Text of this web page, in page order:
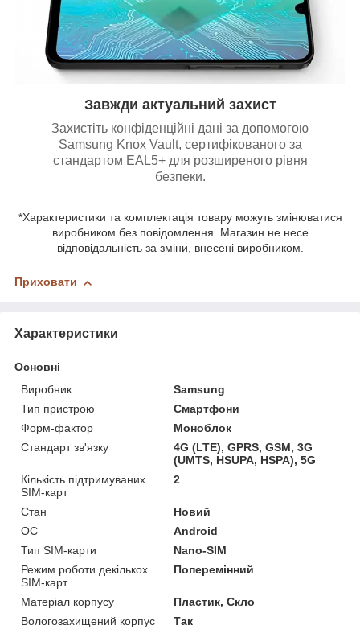
Завжди актуальний захист
Захистіть конфіденційні дані за допомогою
Samsung Knox Vault, сертифікованого за
стандартом EAL5+ для розширеного рівня
безпеки.
*Характеристики та комплектація товару можуть змінюватися
виробником без повідомлення. Магазин не несе
відповідальність за зміни, внесені виробником.
Приховати
Характеристики
Основні
Виробник
Samsung
Тип пристрою
Смартфони
Форм-фактор
Моноблок
Стандарт зв'язку
4G (LTE), GPRS, GSM, 3G
(UMTS, HSUPA, HSPA), 5G
Кількість підтримуваних
SIM-карт
2
Стан
Новий
ОС
Android
Тип SIM-карти
Nano-SIM
Режим роботи декількох
SIM-карт
Поперемінний
Матеріал корпусу
Пластик, Скло
Вологозахищений корпус
Так